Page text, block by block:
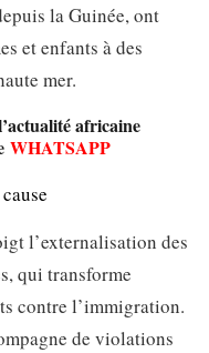
la Guinée, ont
et enfants à des
mer.
africaine
WHATSAPP
l’externalisation des
qui transforme
contre l’immigration.
de violations